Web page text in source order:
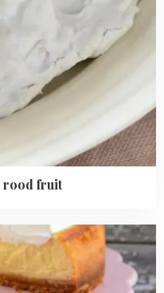
rood fruit